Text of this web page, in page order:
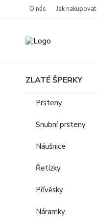
O nás Jak nakupovat
ZLATÉ ŠPERKY
Prsteny
Snubní prsteny
Náušnice
Řetízky
Přívěsky
Náramky